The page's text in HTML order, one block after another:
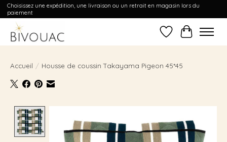
Choisissez une expédition, une livraison ou un retrait en magasin lors du
paiement
Liste dePanier
Accueil / Housse de coussin Takayama Pigeon 45*45